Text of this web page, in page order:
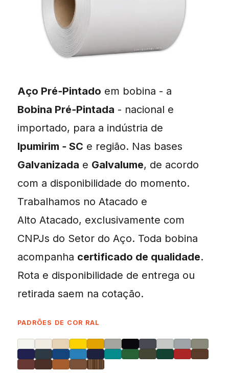
Aço Pré‑Pintado em bobina - a
Bobina Pré‑Pintada - nacional e
importado, para a indústria de
Ipumirim ‑ SC e região. Nas bases
Galvanizada e Galvalume, de acordo
com a disponibilidade do momento.
Trabalhamos no Atacado e
Alto Atacado, exclusivamente com
CNPJs do Setor do Aço. Toda bobina
acompanha certificado de qualidade.
Rota e disponibilidade de entrega ou
retirada saem na cotação.
PADRÕES DE COR RAL